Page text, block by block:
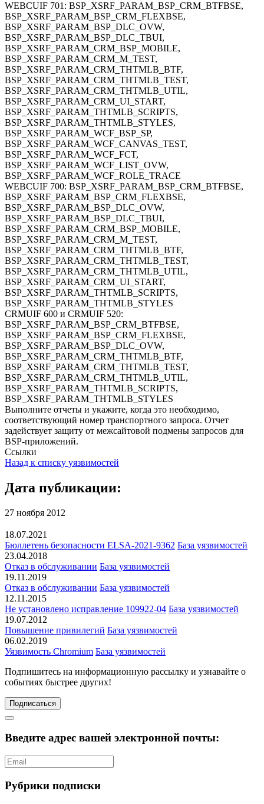
WEBCUIF 701: BSP_XSRF_PARAM_BSP_CRM_BTFBSE,
BSP_XSRF_PARAM_BSP_CRM_FLEXBSE,
BSP_XSRF_PARAM_BSP_DLC_OVW,
BSP_XSRF_PARAM_BSP_DLC_TBUI,
BSP_XSRF_PARAM_CRM_BSP_MOBILE,
BSP_XSRF_PARAM_CRM_M_TEST,
BSP_XSRF_PARAM_CRM_THTMLB_BTF,
BSP_XSRF_PARAM_CRM_THTMLB_TEST,
BSP_XSRF_PARAM_CRM_THTMLB_UTIL,
BSP_XSRF_PARAM_CRM_UI_START,
BSP_XSRF_PARAM_THTMLB_SCRIPTS,
BSP_XSRF_PARAM_THTMLB_STYLES,
BSP_XSRF_PARAM_WCF_BSP_SP,
BSP_XSRF_PARAM_WCF_CANVAS_TEST,
BSP_XSRF_PARAM_WCF_FCT,
BSP_XSRF_PARAM_WCF_LIST_OVW,
BSP_XSRF_PARAM_WCF_ROLE_TRACE
WEBCUIF 700: BSP_XSRF_PARAM_BSP_CRM_BTFBSE,
BSP_XSRF_PARAM_BSP_CRM_FLEXBSE,
BSP_XSRF_PARAM_BSP_DLC_OVW,
BSP_XSRF_PARAM_BSP_DLC_TBUI,
BSP_XSRF_PARAM_CRM_BSP_MOBILE,
BSP_XSRF_PARAM_CRM_M_TEST,
BSP_XSRF_PARAM_CRM_THTMLB_BTF,
BSP_XSRF_PARAM_CRM_THTMLB_TEST,
BSP_XSRF_PARAM_CRM_THTMLB_UTIL,
BSP_XSRF_PARAM_CRM_UI_START,
BSP_XSRF_PARAM_THTMLB_SCRIPTS,
BSP_XSRF_PARAM_THTMLB_STYLES
CRMUIF 600 и CRMUIF 520:
BSP_XSRF_PARAM_BSP_CRM_BTFBSE,
BSP_XSRF_PARAM_BSP_CRM_FLEXBSE,
BSP_XSRF_PARAM_BSP_DLC_OVW,
BSP_XSRF_PARAM_CRM_THTMLB_BTF,
BSP_XSRF_PARAM_CRM_THTMLB_TEST,
BSP_XSRF_PARAM_CRM_THTMLB_UTIL,
BSP_XSRF_PARAM_THTMLB_SCRIPTS,
BSP_XSRF_PARAM_THTMLB_STYLES
Выполните отчеты и укажите, когда это необходимо,
соответствующий номер транспортного запроса. Отчет
задействует защиту от межсайтовой подмены запросов для
BSP-приложений.
Ссылки
Назад к списку уязвимостей
Дата публикации:
27 ноября 2012
18.07.2021
Бюллетень безопасности ELSA-2021-9362 База уязвимостей
23.04.2018
Отказ в обслуживании База уязвимостей
19.11.2019
Отказ в обслуживании База уязвимостей
12.11.2015
Не установлено исправление 109922-04 База уязвимостей
19.07.2012
Повышение привилегий База уязвимостей
06.02.2019
Уязвимость Chromium База уязвимостей
Подпишитесь на информационную рассылку и узнавайте о
событиях быстрее других!
Подписаться
Введите адрес вашей электронной почты:
Рубрики подписки